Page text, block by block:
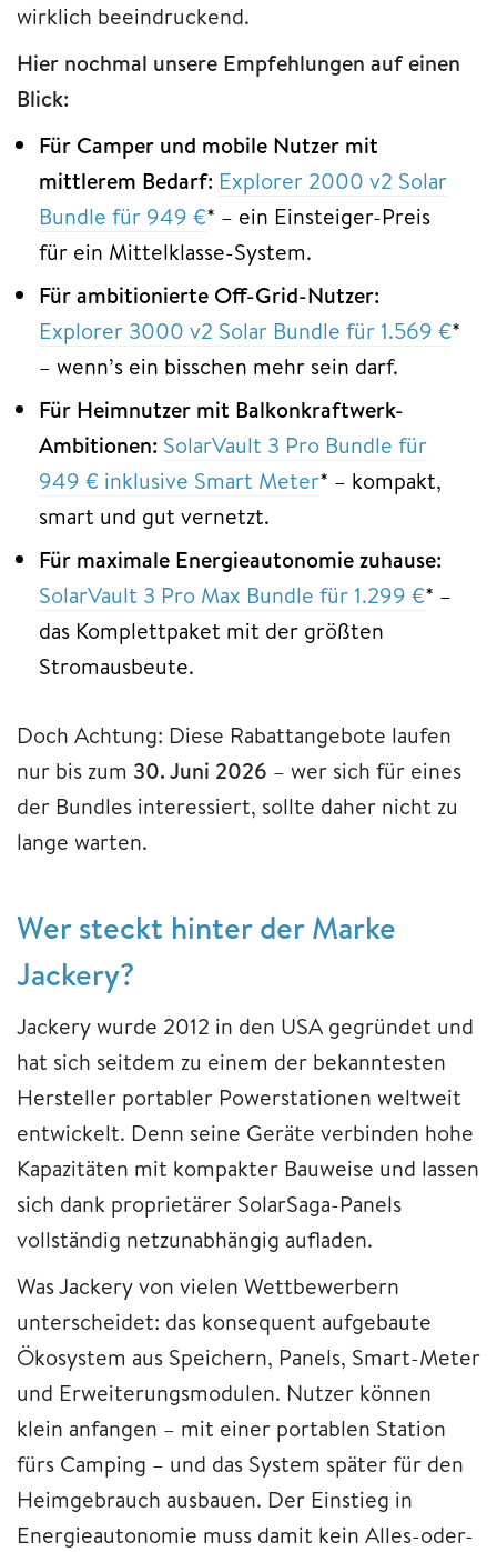
wirklich beeindruckend.
Hier nochmal unsere Empfehlungen auf einen
Blick:
Für Camper und mobile Nutzer mit
mittlerem Bedarf: Explorer 2000 v2 Solar
Bundle für 949 €* – ein Einsteiger-Preis
für ein Mittelklasse-System.
Für ambitionierte Off-Grid-Nutzer:
Explorer 3000 v2 Solar Bundle für 1.569 €*
– wenn’s ein bisschen mehr sein darf.
Für Heimnutzer mit Balkonkraftwerk-
Ambitionen: SolarVault 3 Pro Bundle für
949 € inklusive Smart Meter* – kompakt,
smart und gut vernetzt.
Für maximale Energieautonomie zuhause:
SolarVault 3 Pro Max Bundle für 1.299 €* –
das Komplettpaket mit der größten
Stromausbeute.
Doch Achtung: Diese Rabattangebote laufen
nur bis zum 30. Juni 2026 – wer sich für eines
der Bundles interessiert, sollte daher nicht zu
lange warten.
Wer steckt hinter der Marke
Jackery?
Jackery wurde 2012 in den USA gegründet und
hat sich seitdem zu einem der bekanntesten
Hersteller portabler Powerstationen weltweit
entwickelt. Denn seine Geräte verbinden hohe
Kapazitäten mit kompakter Bauweise und lassen
sich dank proprietärer SolarSaga-Panels
vollständig netzunabhängig aufladen.
Was Jackery von vielen Wettbewerbern
unterscheidet: das konsequent aufgebaute
Ökosystem aus Speichern, Panels, Smart-Meter
und Erweiterungsmodulen. Nutzer können
klein anfangen – mit einer portablen Station
fürs Camping – und das System später für den
Heimgebrauch ausbauen. Der Einstieg in
Energieautonomie muss damit kein Alles-oder-